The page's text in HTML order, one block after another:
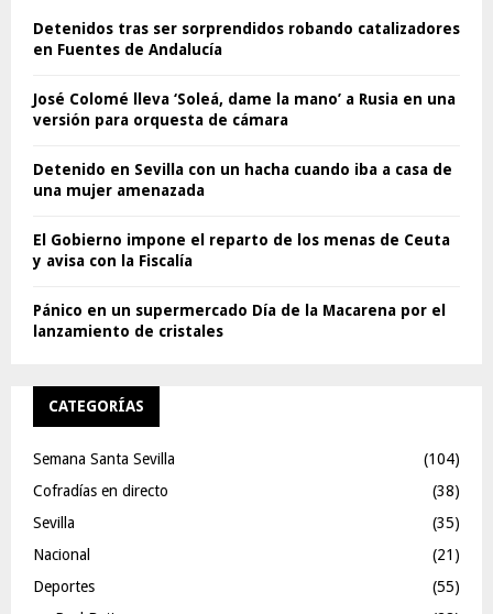
Detenidos tras ser sorprendidos robando catalizadores
en Fuentes de Andalucía
José Colomé lleva ‘Soleá, dame la mano’ a Rusia en una
versión para orquesta de cámara
Detenido en Sevilla con un hacha cuando iba a casa de
una mujer amenazada
El Gobierno impone el reparto de los menas de Ceuta
y avisa con la Fiscalía
Pánico en un supermercado Día de la Macarena por el
lanzamiento de cristales
CATEGORÍAS
Semana Santa Sevilla
(104)
Cofradías en directo
(38)
Sevilla
(35)
Nacional
(21)
Deportes
(55)